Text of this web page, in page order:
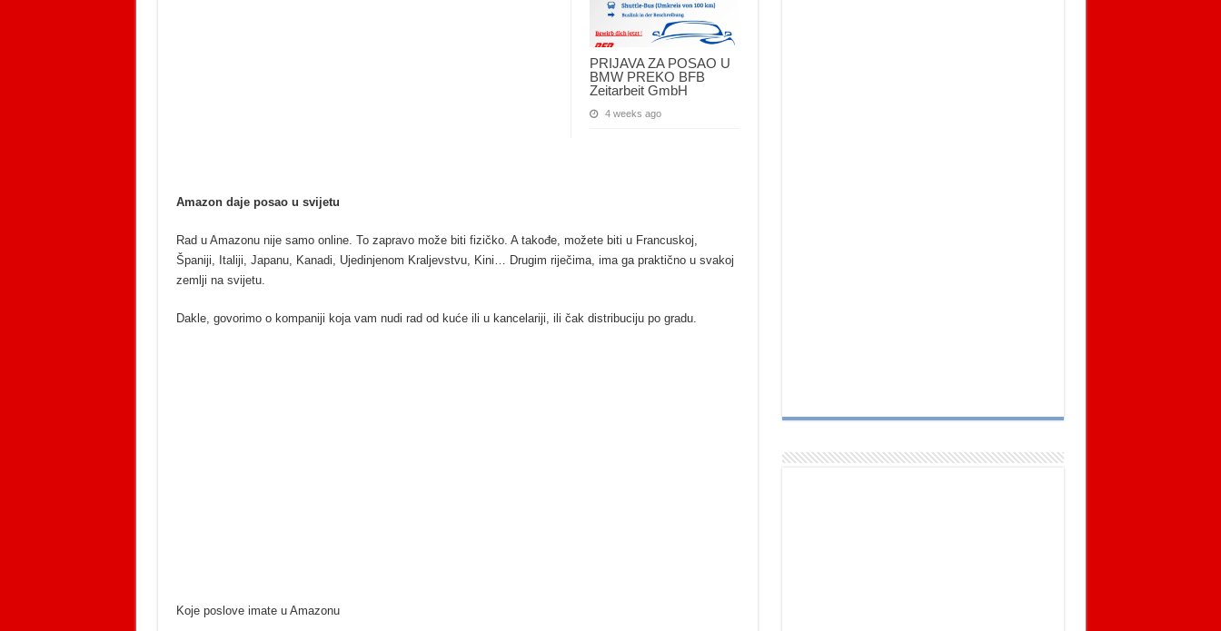
PRIJAVA ZA POSAO U
BMW PREKO BFB
Zeitarbeit GmbH
4 weeks ago
Amazon daje posao u svijetu
Rad u Amazonu nije samo online. To zapravo može biti fizičko. A takođe, možete biti u Francuskoj,
Španiji, Italiji, Japanu, Kanadi, Ujedinjenom Kraljevstvu, Kini… Drugim riječima, ima ga praktično u svakoj
zemlji na svijetu.
Dakle, govorimo o kompaniji koja vam nudi rad od kuće ili u kancelariji, ili čak distribuciju po gradu.
Koje poslove imate u Amazonu